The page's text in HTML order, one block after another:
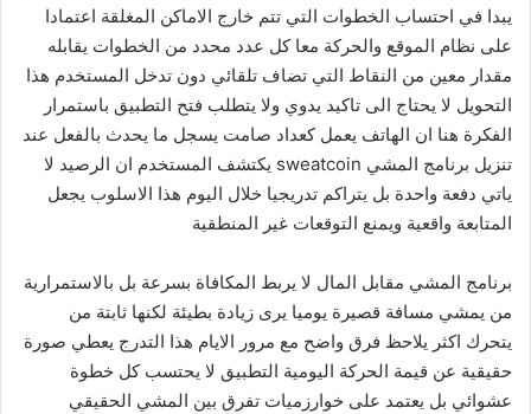
يبدا في احتساب الخطوات التي تتم خارج الاماكن المغلقة اعتمادا
على نظام الموقع والحركة معا كل عدد محدد من الخطوات يقابله
مقدار معين من النقاط التي تضاف تلقائي دون تدخل المستخدم هذا
التحويل لا يحتاج الى تاكيد يدوي ولا يتطلب فتح التطبيق باستمرار
الفكرة هنا ان الهاتف يعمل كعداد صامت يسجل ما يحدث بالفعل عند
تنزيل برنامج المشي sweatcoin يكتشف المستخدم ان الرصيد لا
ياتي دفعة واحدة بل يتراكم تدريجيا خلال اليوم هذا الاسلوب يجعل
المتابعة واقعية ويمنع التوقعات غير المنطقية
برنامج المشي مقابل المال لا يربط المكافاة بسرعة بل بالاستمرارية
من يمشي مسافة قصيرة يوميا يرى زيادة بطيئة لكنها ثابتة من
يتحرك اكثر يلاحظ فرق واضح مع مرور الايام هذا التدرج يعطي صورة
حقيقية عن قيمة الحركة اليومية التطبيق لا يحتسب كل خطوة
عشوائي بل يعتمد على خوارزميات تفرق بين المشي الحقيقي